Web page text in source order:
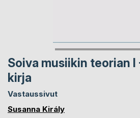
Soiva musiikin teorian I
kirja
Vastaussivut
Susanna Király